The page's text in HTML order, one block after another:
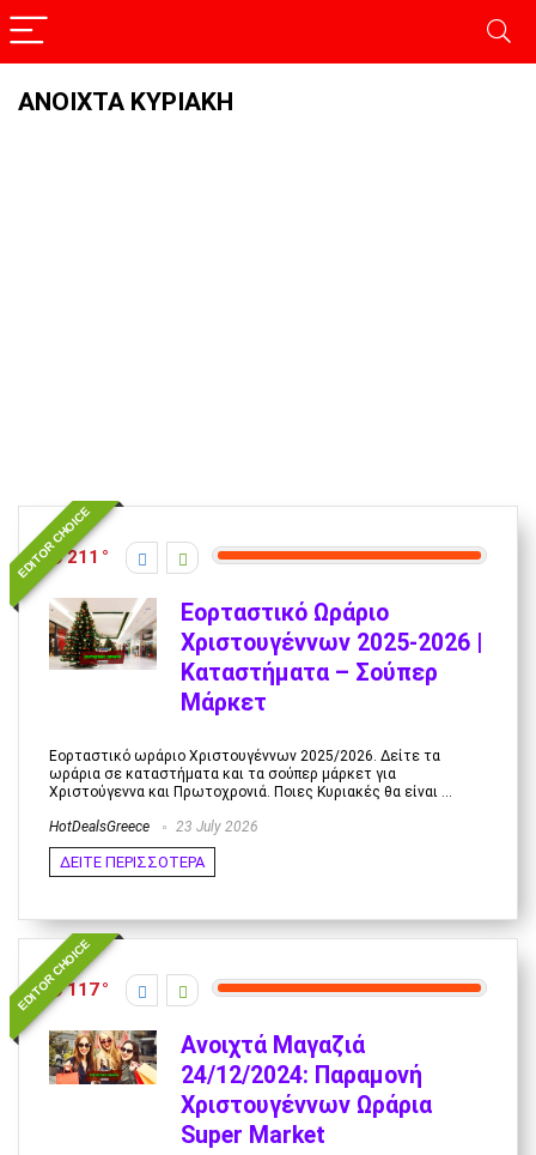
ΑΝΟΙΧΤΑ ΚΥΡΙΑΚΗ
EDITOR CHOICE
211
Εορταστικό Ωράριο
Χριστουγέννων 2025-2026 |
Καταστήματα – Σούπερ
Μάρκετ
Εορταστικό ωράριο Χριστουγέννων 2025/2026. Δείτε τα
ωράρια σε καταστήματα και τα σούπερ μάρκετ για
Χριστούγεννα και Πρωτοχρονιά. Ποιες Κυριακές θα είναι ...
HotDealsGreece 23 July 2026
ΔΕΙΤΕ ΠΕΡΙΣΣΟΤΕΡΑ
EDITOR CHOICE
117
Ανοιχτά Μαγαζιά
24/12/2024: Παραμονή
Χριστουγέννων Ωράρια
Super Market